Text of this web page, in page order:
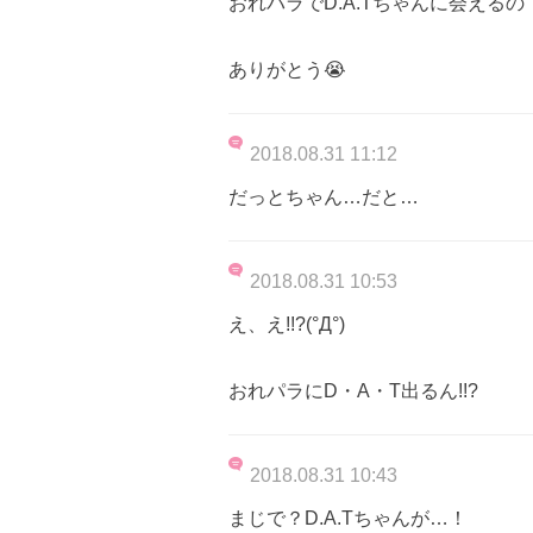
ありがとう😭
2018.08.31 11:12
だっとちゃん…だと…
2018.08.31 10:53
え、え!!?(°Д°)
おれパラにD・A・T出るん!!?
2018.08.31 10:43
まじで？D.A.Tちゃんが…！